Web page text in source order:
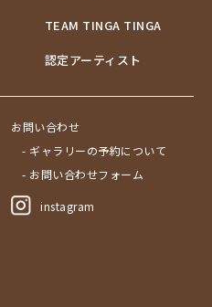
TEAM TINGA TINGA
認定アーティスト
お問い合わせ
- ギャラリーの予約について
- お問い合わせフォーム
instagram